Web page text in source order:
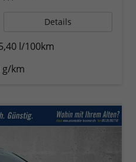
Details
l/100km
g/km